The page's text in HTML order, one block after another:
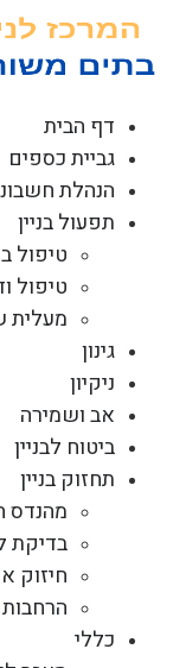
דף הבית
גביית כספים
הנהלת
תפעול בניין
טיפול
טיפול
מעלית
גינון
ניקיון
אב ושמירה
ביטוח לבניין
תחזוק בניין
מהנדס
בדיקת
חיזוק
הרחבות
כללי